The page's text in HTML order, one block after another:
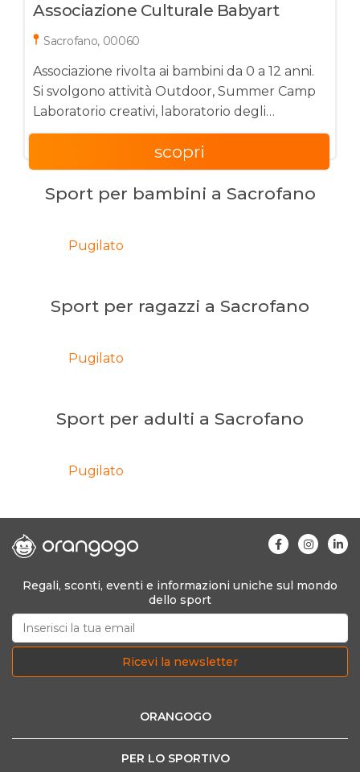
Associazione Culturale Babyart
Sacrofano, 00060
Associazione rivolta ai bambini da 0 a 12 anni.
Si svolgono attività Outdoor, Summer Camp
Laboratorio creativi, laboratorio degli
esperimenti, Laboratori d’inglese con il
supporto di libri e attività Usborne, aiuto
compiti, YOGA, escursioni, giornate al lago,
piscina, Beach Volley, Calcetto, Volano, Orto,
e di Pasqua. Attività educative in natura per
per Homeschoolers
scopri
Sport per bambini a Sacrofano
Pugilato
Sport per ragazzi a Sacrofano
Pugilato
Sport per adulti a Sacrofano
Pugilato
Regali, sconti, eventi e informazioni uniche sul mondo
dello sport
Ricevi la newsletter
ORANGOGO
PER LO SPORTIVO